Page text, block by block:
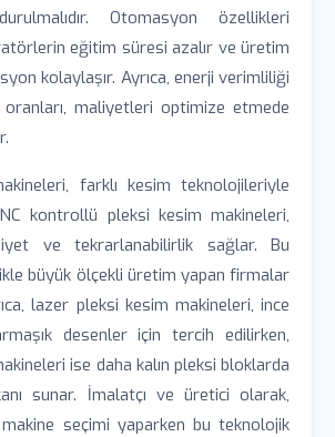
Otomasyon özellikleri
eğitim süresi azalır ve üretim
kolaylaşır. Ayrıca, enerji verimliliği
maliyetleri optimize etmede
farklı kesim teknolojileriyle
kontrollü pleksi kesim makineleri,
ve tekrarlanabilirlik sağlar. Bu
büyük ölçekli üretim yapan firmalar
lazer pleksi kesim makineleri, ince
desenler için tercih edilirken,
ise daha kalın pleksi bloklarda
sunar. İmalatçı ve üretici olarak,
seçimi yaparken bu teknolojik